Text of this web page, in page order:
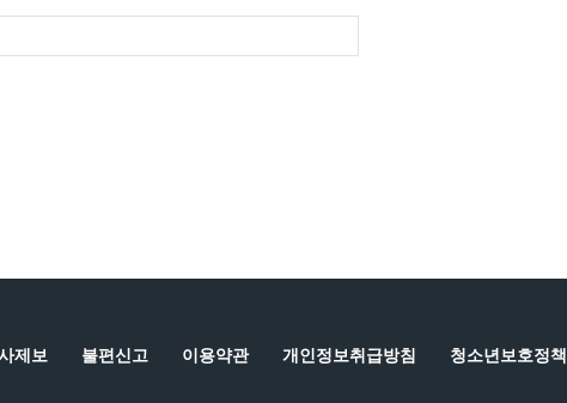
제보 불편신고 이용약관 개인정보취급방침 청소년보호정책